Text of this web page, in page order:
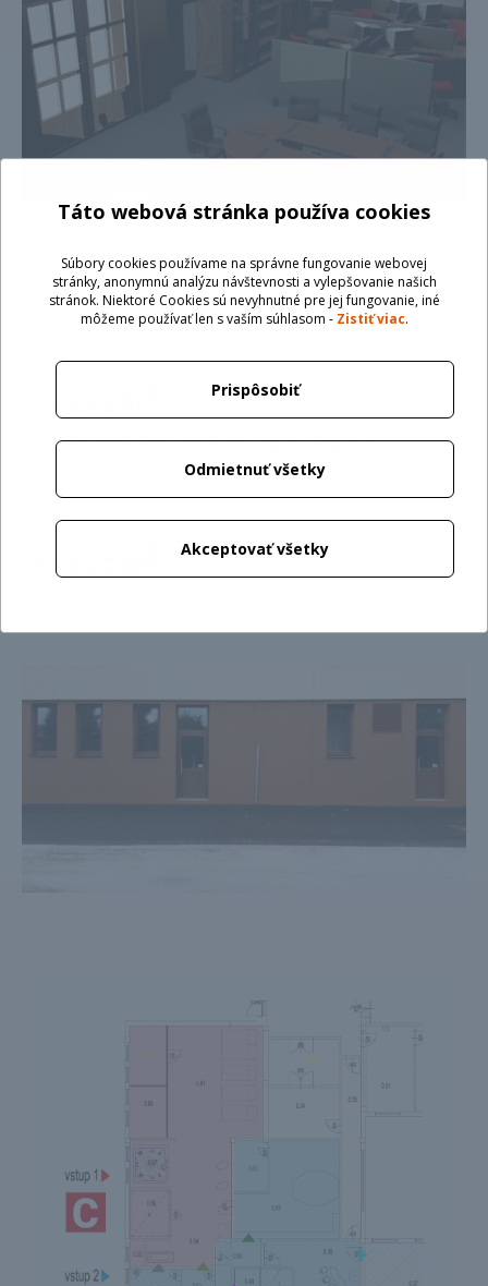
Prispôsobiteľný priestor na prenájom
D - 93,5 m
Táto webová stránka používa cookies
Súbory cookies používame na správne fungovanie webovej
stránky, anonymnú analýzu návštevnosti a vylepšovanie našich
stránok. Niektoré Cookies sú nevyhnutné pre jej fungovanie, iné
môžeme používať len s vaším súhlasom - Zistiť viac.
Prispôsobiť
Odmietnuť všetky
Akceptovať všetky